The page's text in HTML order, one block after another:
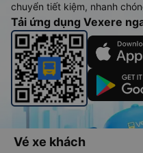
chuyển tiết kiệm, nhanh
Tải ứng dụng Vexere
Vé xe khách